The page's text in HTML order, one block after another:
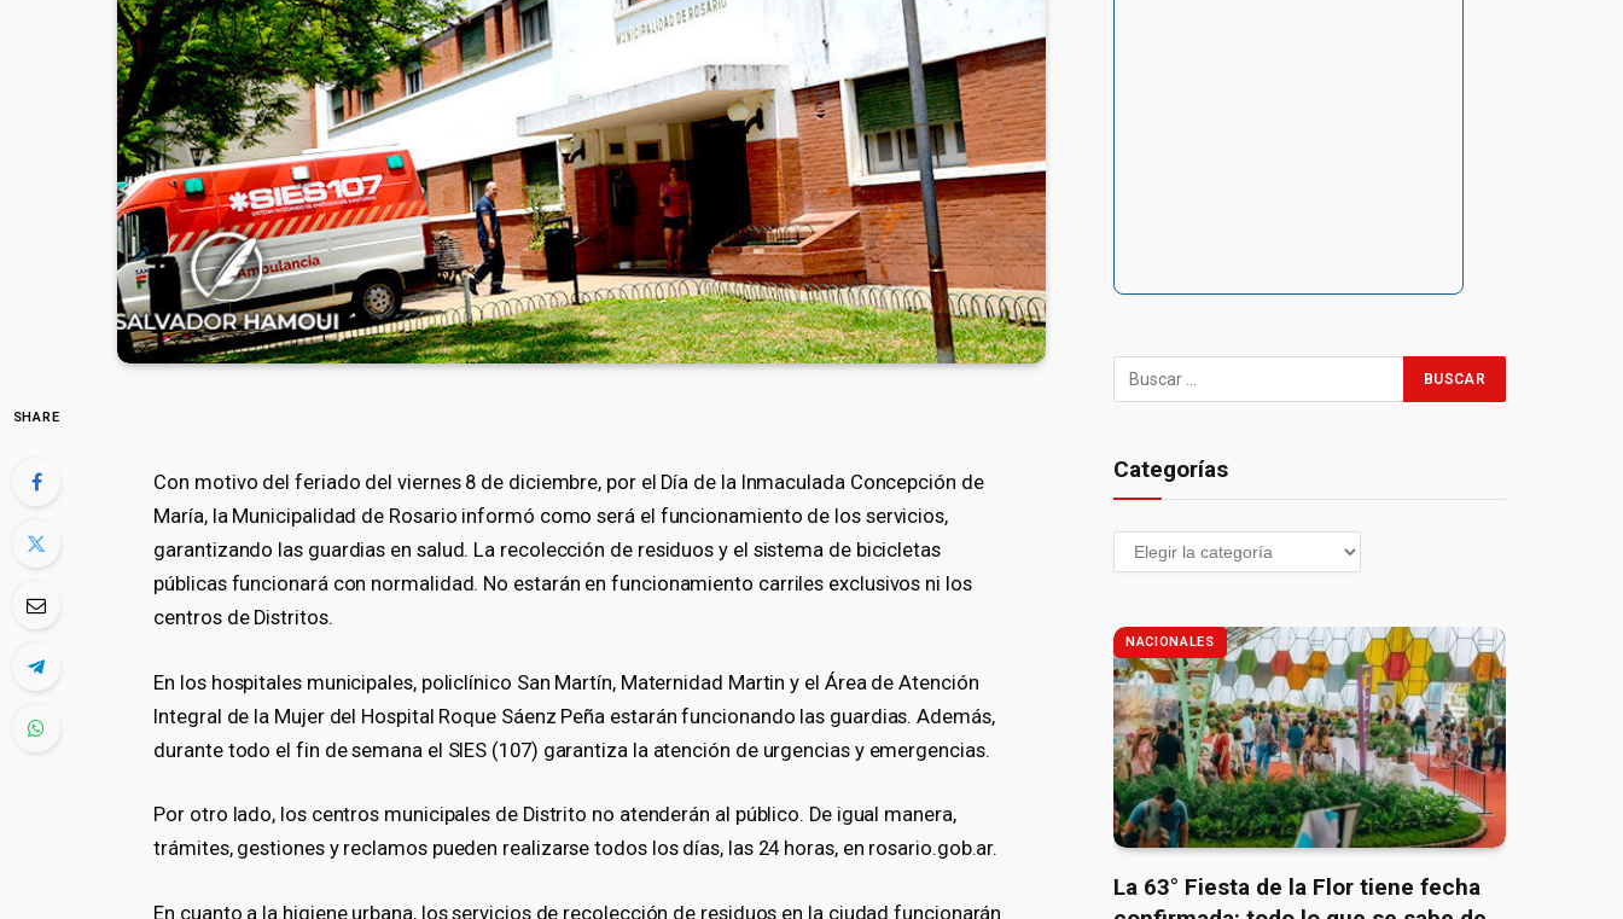
SHARE
Con motivo del feriado del viernes 8 de diciembre, por el Día de la Inmaculada Concepción de
María, la Municipalidad de Rosario informó como será el funcionamiento de los servicios,
garantizando las guardias en salud. La recolección de residuos y el sistema de bicicletas
públicas funcionará con normalidad. No estarán en funcionamiento carriles exclusivos ni los
centros de Distritos.
En los hospitales municipales, policlínico San Martín, Maternidad Martin y el Área de Atención
Integral de la Mujer del Hospital Roque Sáenz Peña estarán funcionando las guardias. Además,
durante todo el fin de semana el SIES (107) garantiza la atención de urgencias y emergencias.
Por otro lado, los centros municipales de Distrito no atenderán al público. De igual manera,
trámites, gestiones y reclamos pueden realizarse todos los días, las 24 horas, en rosario.gob.ar.
En cuanto a la higiene urbana, los servicios de recolección de residuos en la ciudad funcionarán
Categorías
NACIONALES
La 63° Fiesta de la Flor tiene fecha